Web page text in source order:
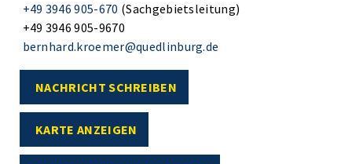
+49 3946 905-670 (Sachgebietsleitung)
+49 3946 905-9670
bernhard.kroemer@quedlinburg.de
NACHRICHT SCHREIBEN
KARTE ANZEIGEN